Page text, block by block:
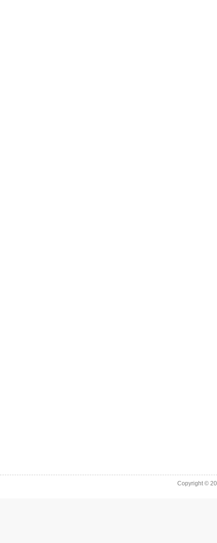
Copyright ©